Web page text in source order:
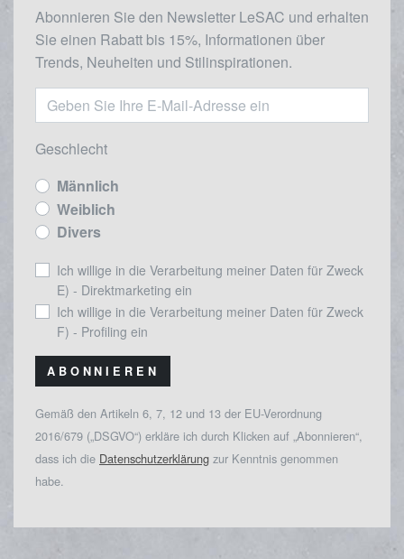
Abonnieren Sie den Newsletter LeSAC und erhalten
Sie einen Rabatt bis 15%, Informationen über
Trends, Neuheiten und Stilinspirationen.
Geschlecht
Männlich
Weiblich
Divers
Ich willige in die Verarbeitung meiner Daten für Zweck
E) - Direktmarketing ein
Ich willige in die Verarbeitung meiner Daten für Zweck
F) - Profiling ein
ABONNIEREN
Gemäß den Artikeln 6, 7, 12 und 13 der EU-Verordnung
2016/679 („DSGVO“) erkläre ich durch Klicken auf „Abonnieren“,
dass ich die Datenschutzerklärung zur Kenntnis genommen
habe.